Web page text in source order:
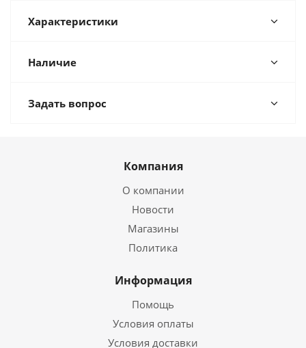
Характеристики
Наличие
Задать вопрос
Компания
О компании
Новости
Магазины
Политика
Информация
Помощь
Условия оплаты
Условия доставки